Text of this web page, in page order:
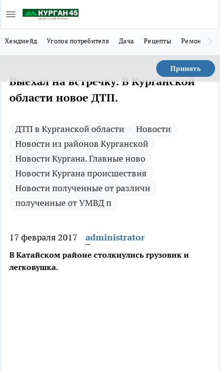
Хендмейд Уголок потребителя Дача Рецепты Ремонт
Принять
Выехал на встречку. В Курганской
области новое ДТП.
ДТП в Курганской области
Новости
Новости из районов Курганской
Новости Кургана. Главные ново
Новости Кургана происшествия
Новости полученные от различн
полученные от УМВД п
17 февраля 2017 administrator
В Катайском районе столкнулись грузовик и
легковушка.